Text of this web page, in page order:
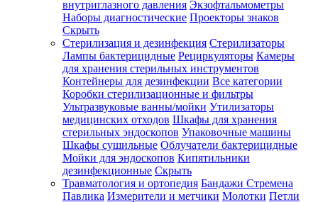
внутриглазного давления Экзофтальмометры
Наборы диагностические Проекторы знаков
Скрыть
Стерилизация и дезинфекция Стерилизаторы
Лампы бактерицидные Рециркуляторы Камеры
для хранения стерильных инструментов
Контейнеры для дезинфекции Все категории
Коробки стерилизационные и фильтры
Ультразвуковые ванны/мойки Утилизаторы
медицинских отходов Шкафы для хранения
стерильных эндоскопов Упаковочные машины
Шкафы сушильные Облучатели бактерицидные
Мойки для эндоскопов Кипятильники
дезинфекционные Скрыть
Травматология и ортопедия Бандажи Стремена
Павлика Измерители и метчики Молотки Петли